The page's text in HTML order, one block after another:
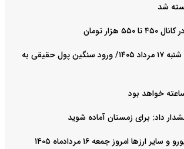
هزار تومان
پیش‌بینی بورس فردا شنبه ۱۷ مرداد ۱۴۰۵/ ورود سنگین پول حقیقی به
داد: برای زمستان آماده شوید
ارزها امروز جمعه ۱۶ مردادماه ۱۴۰۵